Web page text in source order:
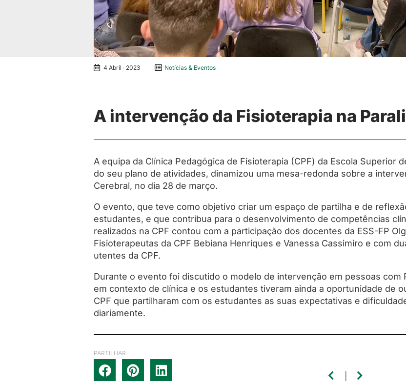
4 Abril · 2023 Notícias & Eventos
A intervenção da Fisioterapia na
A equipa da Clínica Pedagógica de Fisioterapia (CPF) da Escola Superior
do seu plano de atividades, dinamizou uma mesa-redonda sobre a
Cerebral, no dia 28 de março.
O evento, que teve como objetivo criar um espaço de partilha e de
estudantes, e que contribua para o desenvolvimento de competências
realizados na CPF contou com a participação dos docentes da ESS-FP
Fisioterapeutas da CPF Bebiana Henriques e Vanessa Cassimiro e com
utentes da CPF.
Durante o evento foi discutido o modelo de intervenção em pessoas com
em contexto de clínica e os estudantes tiveram ainda a oportunidade de
CPF que partilharam com os estudantes as suas expectativas e
diariamente.
PARTILHAR